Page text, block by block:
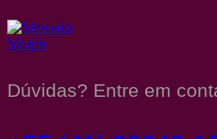
Dúvidas? Entre em